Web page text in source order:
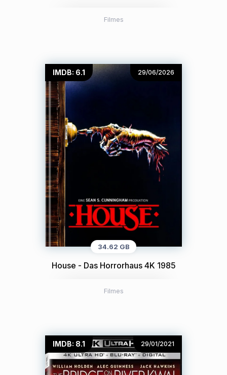
Filmes
IMDB: 6.1 29/06/2026
34.62 GB
House - Das Horrorhaus 4K 1985
Filmes
IMDB: 8.1 29/01/2021